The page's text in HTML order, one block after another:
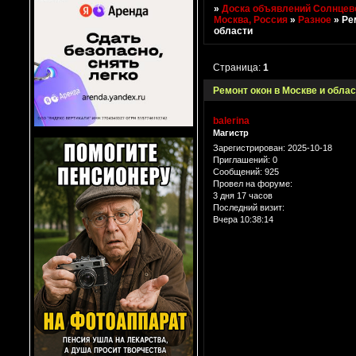
»Доска объявлений
Москва, Россия »Разное »
области
Ремонт окон в Москве и
Страница:1
balerina
Магистр
Зарегистрирован: 2025-10-18
Приглашений: 0
Сообщений: 925
Провел на форуме:
3 дня 17 часов
Последний визит:
Вчера 10:38:14